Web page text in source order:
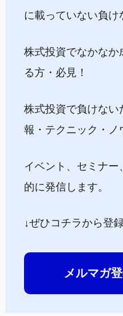
に載っていない負け
株式投資でなかなか
る方・必見！
株式投資で負けな
報・テクニック・ノ
イベント、セミナ
的に発信します。
↓ぜひコチラから登
メルマガ